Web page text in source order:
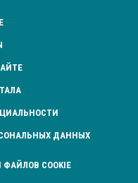
ДАННЫХ
COOKIE